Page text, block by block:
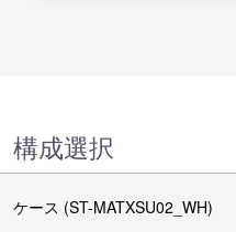
構成選択
ケース (ST-MATXSU02_WH)